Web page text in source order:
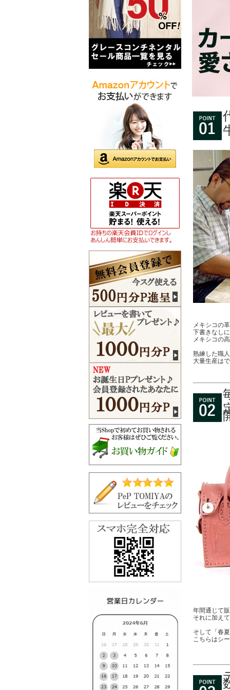
メキシコの
下書きなし
メキシコの
熟練した職
大量生産は
年間通じて
それに加え
そして「春
こちらはシ